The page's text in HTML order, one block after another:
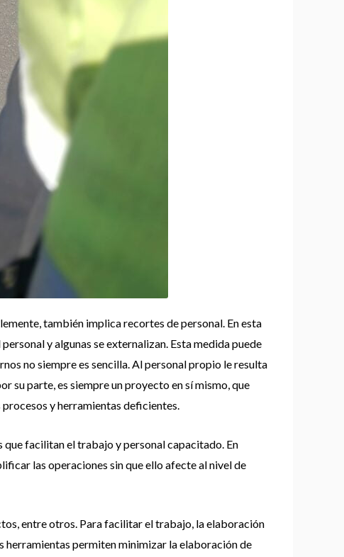
también implica recortes de personal. En esta
y algunas se externalizan. Esta medida puede
no siempre es sencilla. Al personal propio le resulta
su parte, es siempre un proyecto en sí mismo, que
y herramientas deficientes.
facilitan el trabajo y personal capacitado. En
las operaciones sin que ello afecte al nivel de
entre otros. Para facilitar el trabajo, la elaboración
herramientas permiten minimizar la elaboración de